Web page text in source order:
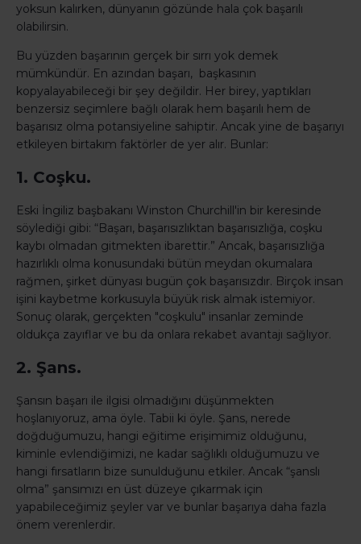
yoksun kalırken, dünyanın gözünde hala çok başarılı
olabilirsin.
Bu yüzden başarının gerçek bir sırrı yok demek
mümkündür. En azından başarı, başkasının
kopyalayabileceği bir şey değildir. Her birey, yaptıkları
benzersiz seçimlere bağlı olarak hem başarılı hem de
başarısız olma potansiyeline sahiptir. Ancak yine de başarıyı
etkileyen birtakım faktörler de yer alır. Bunlar:
1. Coşku.
Eski İngiliz başbakanı Winston Churchill'in bir keresinde
söylediği gibi: “Başarı, başarısızlıktan başarısızlığa, coşku
kaybı olmadan gitmekten ibarettir.” Ancak, başarısızlığa
hazırlıklı olma konusundaki bütün meydan okumalara
rağmen, şirket dünyası bugün çok başarısızdır. Birçok insan
işini kaybetme korkusuyla büyük risk almak istemiyor.
Sonuç olarak, gerçekten "coşkulu" insanlar zeminde
oldukça zayıflar ve bu da onlara rekabet avantajı sağlıyor.
2. Şans.
Şansın başarı ile ilgisi olmadığını düşünmekten
hoşlanıyoruz, ama öyle. Tabii ki öyle. Şans, nerede
doğduğumuzu, hangi eğitime erişimimiz olduğunu,
kiminle evlendiğimizi, ne kadar sağlıklı olduğumuzu ve
hangi fırsatların bize sunulduğunu etkiler. Ancak “şanslı
olma” şansımızı en üst düzeye çıkarmak için
yapabileceğimiz şeyler var ve bunlar başarıya daha fazla
önem verenlerdir.